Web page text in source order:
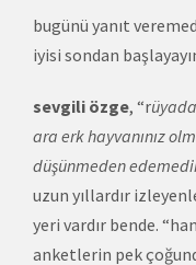
bugünü yanıt
iyisi sondan
sevgili özge, “r
ara erk hayvanınız
düşünmeden
uzun yıllardır
yeri vardır bende.
anketlerin pek